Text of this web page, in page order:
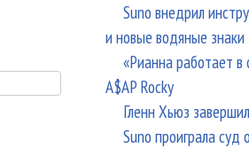
Suno внедрил
и новые водяные знаки
«Рианна работает в
A$AP Rocky
Гленн Хьюз
Suno проиграла суд